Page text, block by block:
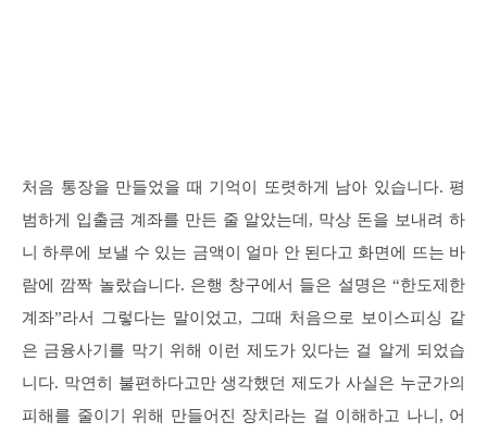
처음 통장을 만들었을 때 기억이 또렷하게 남아 있습니다. 평
범하게 입출금 계좌를 만든 줄 알았는데, 막상 돈을 보내려 하
니 하루에 보낼 수 있는 금액이 얼마 안 된다고 화면에 뜨는 바
람에 깜짝 놀랐습니다. 은행 창구에서 들은 설명은 “한도제한
계좌”라서 그렇다는 말이었고, 그때 처음으로 보이스피싱 같
은 금융사기를 막기 위해 이런 제도가 있다는 걸 알게 되었습
니다. 막연히 불편하다고만 생각했던 제도가 사실은 누군가의
피해를 줄이기 위해 만들어진 장치라는 걸 이해하고 나니, 어